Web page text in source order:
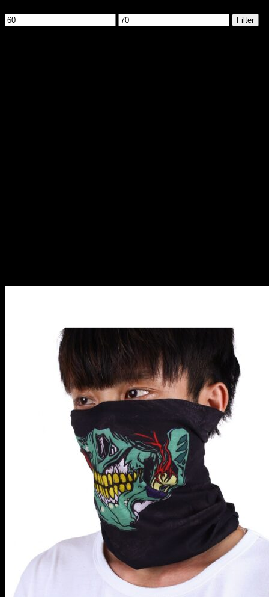
Mindste
pris
Højeste
pris
Filter